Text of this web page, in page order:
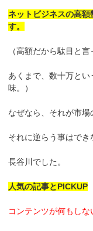
ネットビジネスの高
す。
（高額だから駄目と
あくまで、数十万と
味。）
なぜなら、それが市場
それに逆らう事はでき
長谷川でした。
人気の記事とPICKUP
コンテンツが何もし